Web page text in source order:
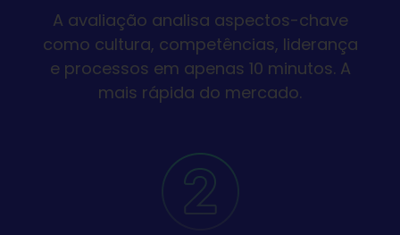
A avaliação analisa aspectos-chave
como cultura, competências, liderança
e processos em apenas 10 minutos. A
mais rápida do mercado.